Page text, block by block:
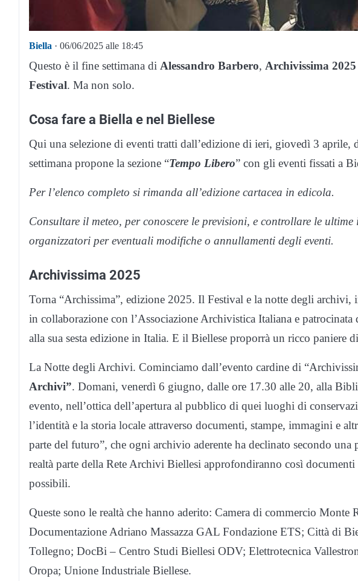
Biella · 06/06/2025 alle 18:45
Questo è il fine settimana di Alessandro Barbero, Archivissima 2025
Festival. Ma non solo.
Cosa fare a Biella e nel Biellese
Qui una selezione di eventi tratti dall’edizione di ieri, giovedì 3 aprile,
settimana propone la sezione “Tempo Libero” con gli eventi fissati a
Per l’elenco completo si rimanda all’edizione cartacea in edicola.
Consultare il meteo, per conoscere le previsioni, e controllare le
organizzatori per eventuali modifiche o annullamenti degli eventi.
Archivissima 2025
Torna “Archissima”, edizione 2025. Il Festival e la notte degli archivi,
in collaborazione con l’Associazione Archivistica Italiana e
alla sua sesta edizione in Italia. E il Biellese proporrà un ricco paniere
La Notte degli Archivi. Cominciamo dall’evento cardine di
Archivi”. Domani, venerdì 6 giugno, dalle ore 17.30 alle 20, alla
evento, nell’ottica dell’apertura al pubblico di quei luoghi di
l’identità e la storia locale attraverso documenti, stampe, immagini e
parte del futuro”, che ogni archivio aderente ha declinato secondo
realtà parte della Rete Archivi Biellesi approfondiranno così
possibili.
Queste sono le realtà che hanno aderito: Camera di commercio
Documentazione Adriano Massazza GAL Fondazione ETS; Città di
Tollegno; DocBi – Centro Studi Biellesi ODV; Elettrotecnica
Oropa; Unione Industriale Biellese.